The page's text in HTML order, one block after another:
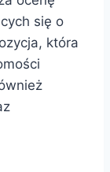
się o
która